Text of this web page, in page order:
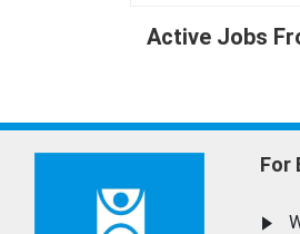
Active Jobs
For